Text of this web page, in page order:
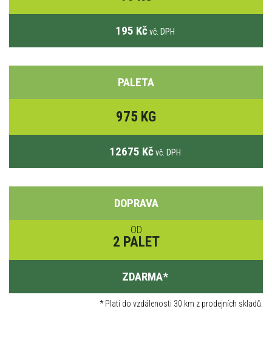
195 Kč vč. DPH
PALETA
975 KG
12675 Kč vč. DPH
DOPRAVA
OD
2 PALET
ZDARMA*
*Platí do vzdálenosti 30 km z prodejních skladů.